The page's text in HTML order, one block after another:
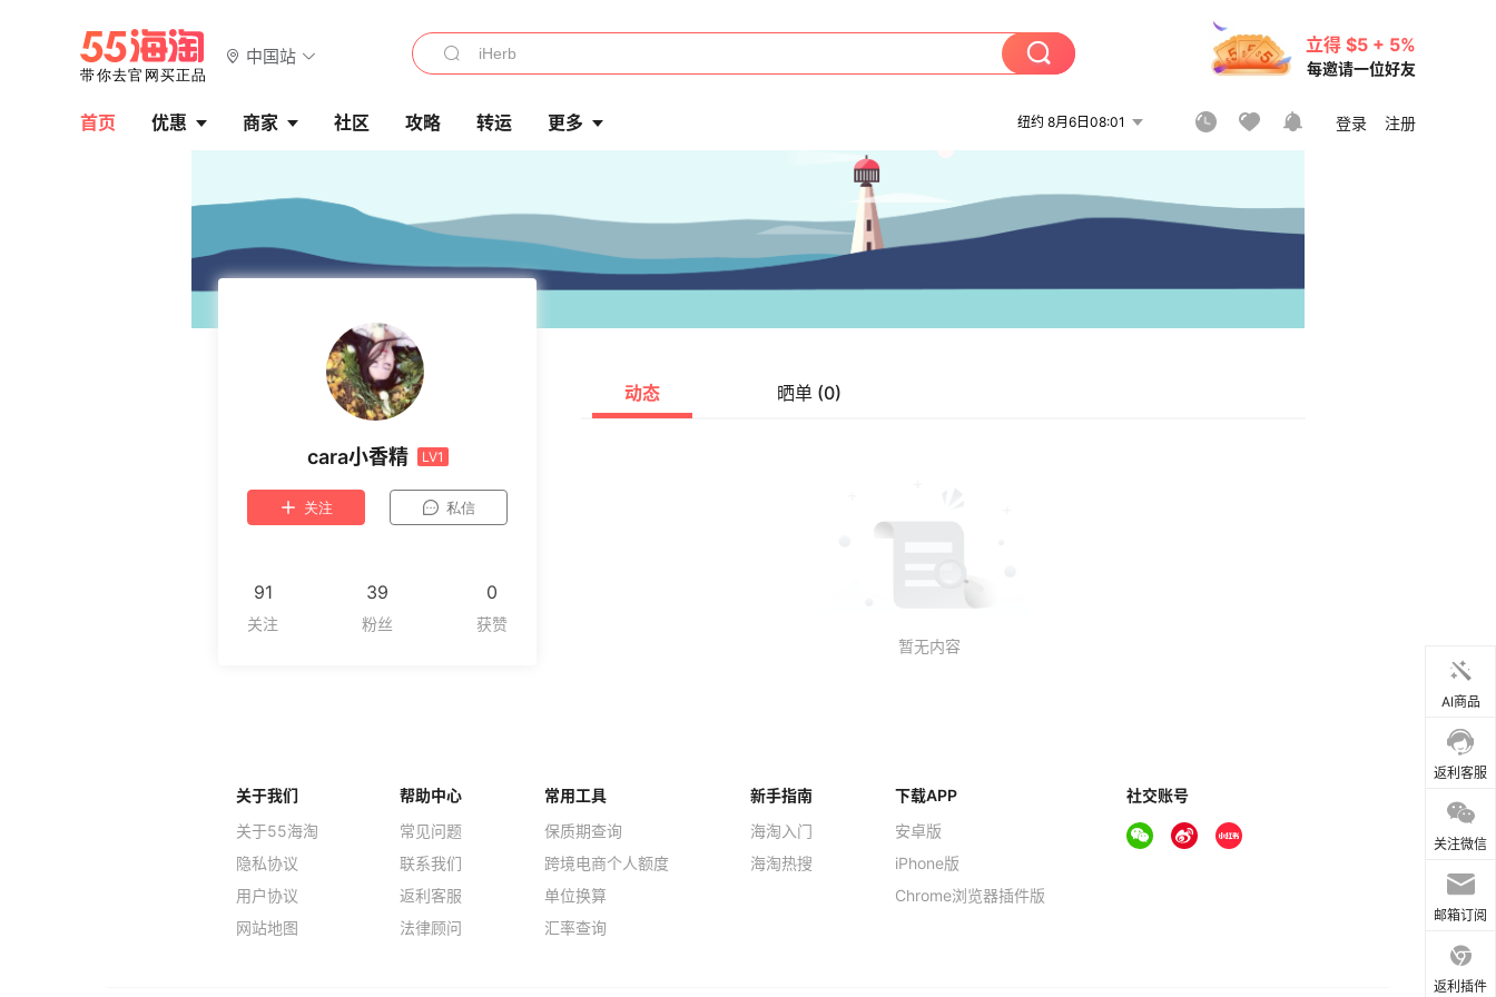
中国站
立得 $5 + 5%
每邀请一位好友
首页 优惠 商家 社区 攻略 转运 更多 纽约 8月6日08:01 登录 注册
cara小香精 LV1
关注 私信
91 39 0
动态 晒单 (0)
AI商品
返利客服
关注微信
邮箱订阅
返利插件
关于我们
关于55海淘
隐私协议
用户协议
网站地图
帮助中心
常见问题
联系我们
返利客服
法律顾问
常用工具
保质期查询
跨境电商个人额度
单位换算
汇率查询
新手指南
海淘入门
海淘热搜
下载APP
安卓版
iPhone版
Chrome浏览器插件版
社交账号